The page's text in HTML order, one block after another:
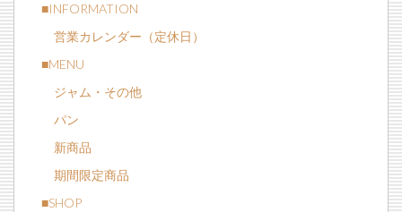
■INFORMATION
営業カレンダー（定休日）
■MENU
ジャム・その他
パン
新商品
期間限定商品
■SHOP